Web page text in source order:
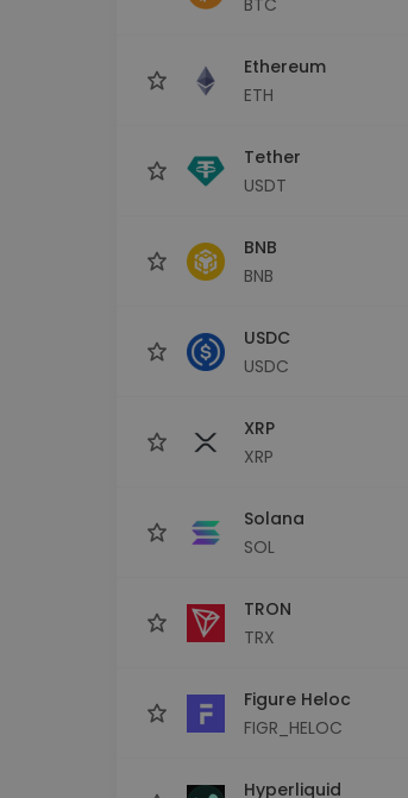
Ethereum
ETH
Tether
USDT
BNB
BNB
USDC
USDC
XRP
XRP
Solana
SOL
TRON
TRX
Figure Heloc
FIGR_HELOC
Hyperliquid